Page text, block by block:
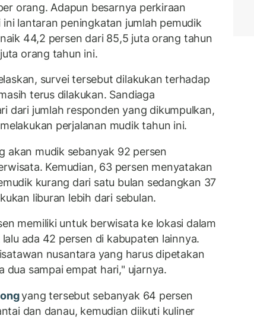
orang. Adapun besarnya perkiraan
lantaran peningkatan jumlah pemudik
44,2 persen dari 85,5 juta orang tahun
orang tahun ini.
survei tersebut dilakukan terhadap
terus dilakukan. Sandiaga
dari jumlah responden yang dikumpulkan,
perjalanan mudik tahun ini.
akan mudik sebanyak 92 persen
Kemudian, 63 persen menyatakan
kurang dari satu bulan sedangkan 37
liburan lebih dari sebulan.
memiliki untuk berwisata ke lokasi dalam
ada 42 persen di kabupaten lainnya.
nusantara yang harus dipetakan
dua sampai empat hari," ujarnya.
yang tersebut sebanyak 64 persen
dan danau, kemudian diikuti kuliner